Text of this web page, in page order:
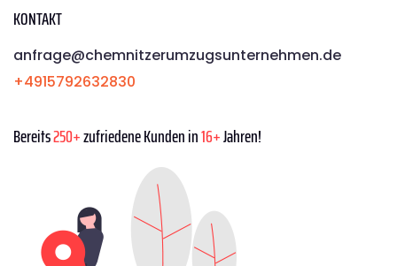
KONTAKT
anfrage@chemnitzerumzugsunternehmen.de
+4915792632830
Bereits250+zufriedene Kunden in16+Jahren!